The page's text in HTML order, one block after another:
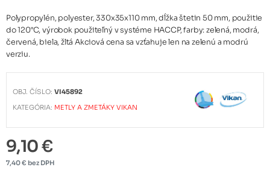
Polypropylén, polyester, 330x35x110 mm, dĺžka štetin 50 mm, použitie
do 120°C, výrobok použiteľný v systéme HACCP, farby: zelená, modrá,
červená, biela, žltá Akciová cena sa vzťahuje len na zelenú a modrú
verziu.
OBJ. ČÍSLO:VI45892
KATEGÓRIA: METLY A ZMETÁKY VIKAN
9,10 €
7,40 € bez DPH